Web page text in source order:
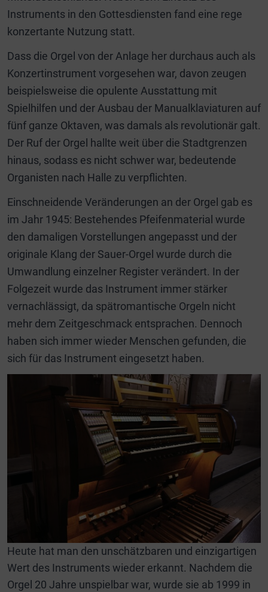
Instruments in den Gottesdiensten fand eine rege
konzertante Nutzung statt.
Dass die Orgel von der Anlage her durchaus auch als
Konzertinstrument vorgesehen war, davon zeugen
beispielsweise die opulente Ausstattung mit
Spielhilfen und der Ausbau der Manualklaviaturen auf
fünf ganze Oktaven, was damals als revolutionär galt.
Der Ruf der Orgel hallte weit über die Stadtgrenzen
hinaus, sodass es nicht schwer war, bedeutende
Organisten nach Halle zu verpflichten.
Einschneidende Veränderungen an der Orgel gab es
im Jahr 1945: Bestehendes Pfeifenmaterial wurde
den damaligen Vorstellungen angepasst und der
originale Klang der Sauer-Orgel wurde durch die
Umwandlung einzelner Register verändert. In der
Folgezeit wurde das Instrument immer stärker
vernachlässigt, da spätromantische Orgeln nicht
mehr dem Zeitgeschmack entsprachen. Dennoch
haben sich immer wieder Menschen gefunden, die
sich für das Instrument eingesetzt haben.
Heute hat man den unschätzbaren und einzigartigen
Wert des Instruments wieder erkannt. Nachdem die
Orgel 20 Jahre unspielbar war, wurde sie ab 1999 in